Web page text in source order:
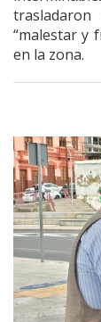
“malestar y
en la zona.